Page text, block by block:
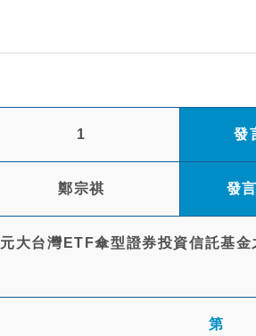
1 發
鄭宗祺 發
元大台灣ETF傘型證券投資信託基
第